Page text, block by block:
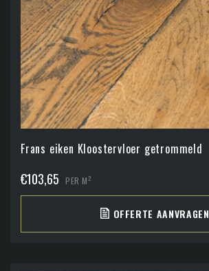
Frans eiken Kloostervloer getrommeld
€103,65 PER M2
OFFERTE AANVRAGEN